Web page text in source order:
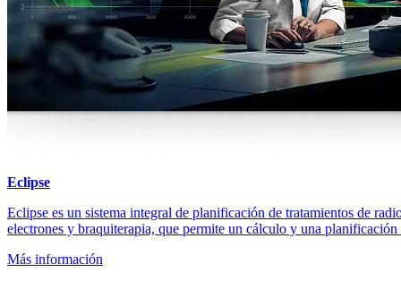
Eclipse
Eclipse es un sistema integral de planificación de tratamientos de
electrones y braquiterapia, que permite un cálculo y una planificación
Más información